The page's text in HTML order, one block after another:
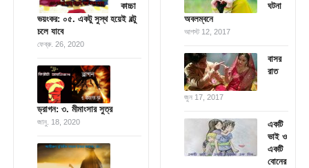
কাচ্চা
ভয়ংকর: ০৫. একটু সুস্থ হয়েই বল্টু
চলে যাবে
ফেব্রু. 26, 2020
ড্রাগন: ৩. মীমাংসার সুত্র
জানু. 18, 2020
ঘটনা
অবলম্বনে
আগস্ট 12, 2017
বাসর
রাত
জুন 17, 2017
একটি
ভাই ও
একটি
বোনের